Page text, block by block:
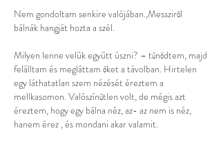
Nem gondoltam senkire valójában.,Messziről
bálnák hangját hozta a szél.
Milyen lenne velük együtt úszni? – tűnődtem, majd
felálltam és megláttam őket a távolban. Hirtelen
egy láthatatlan szem nézését éreztem a
mellkasomon. Valószínűtlen volt, de mégis azt
éreztem, hogy egy bálna néz, az- az nem is néz,
hanem érez , és mondani akar valamit.